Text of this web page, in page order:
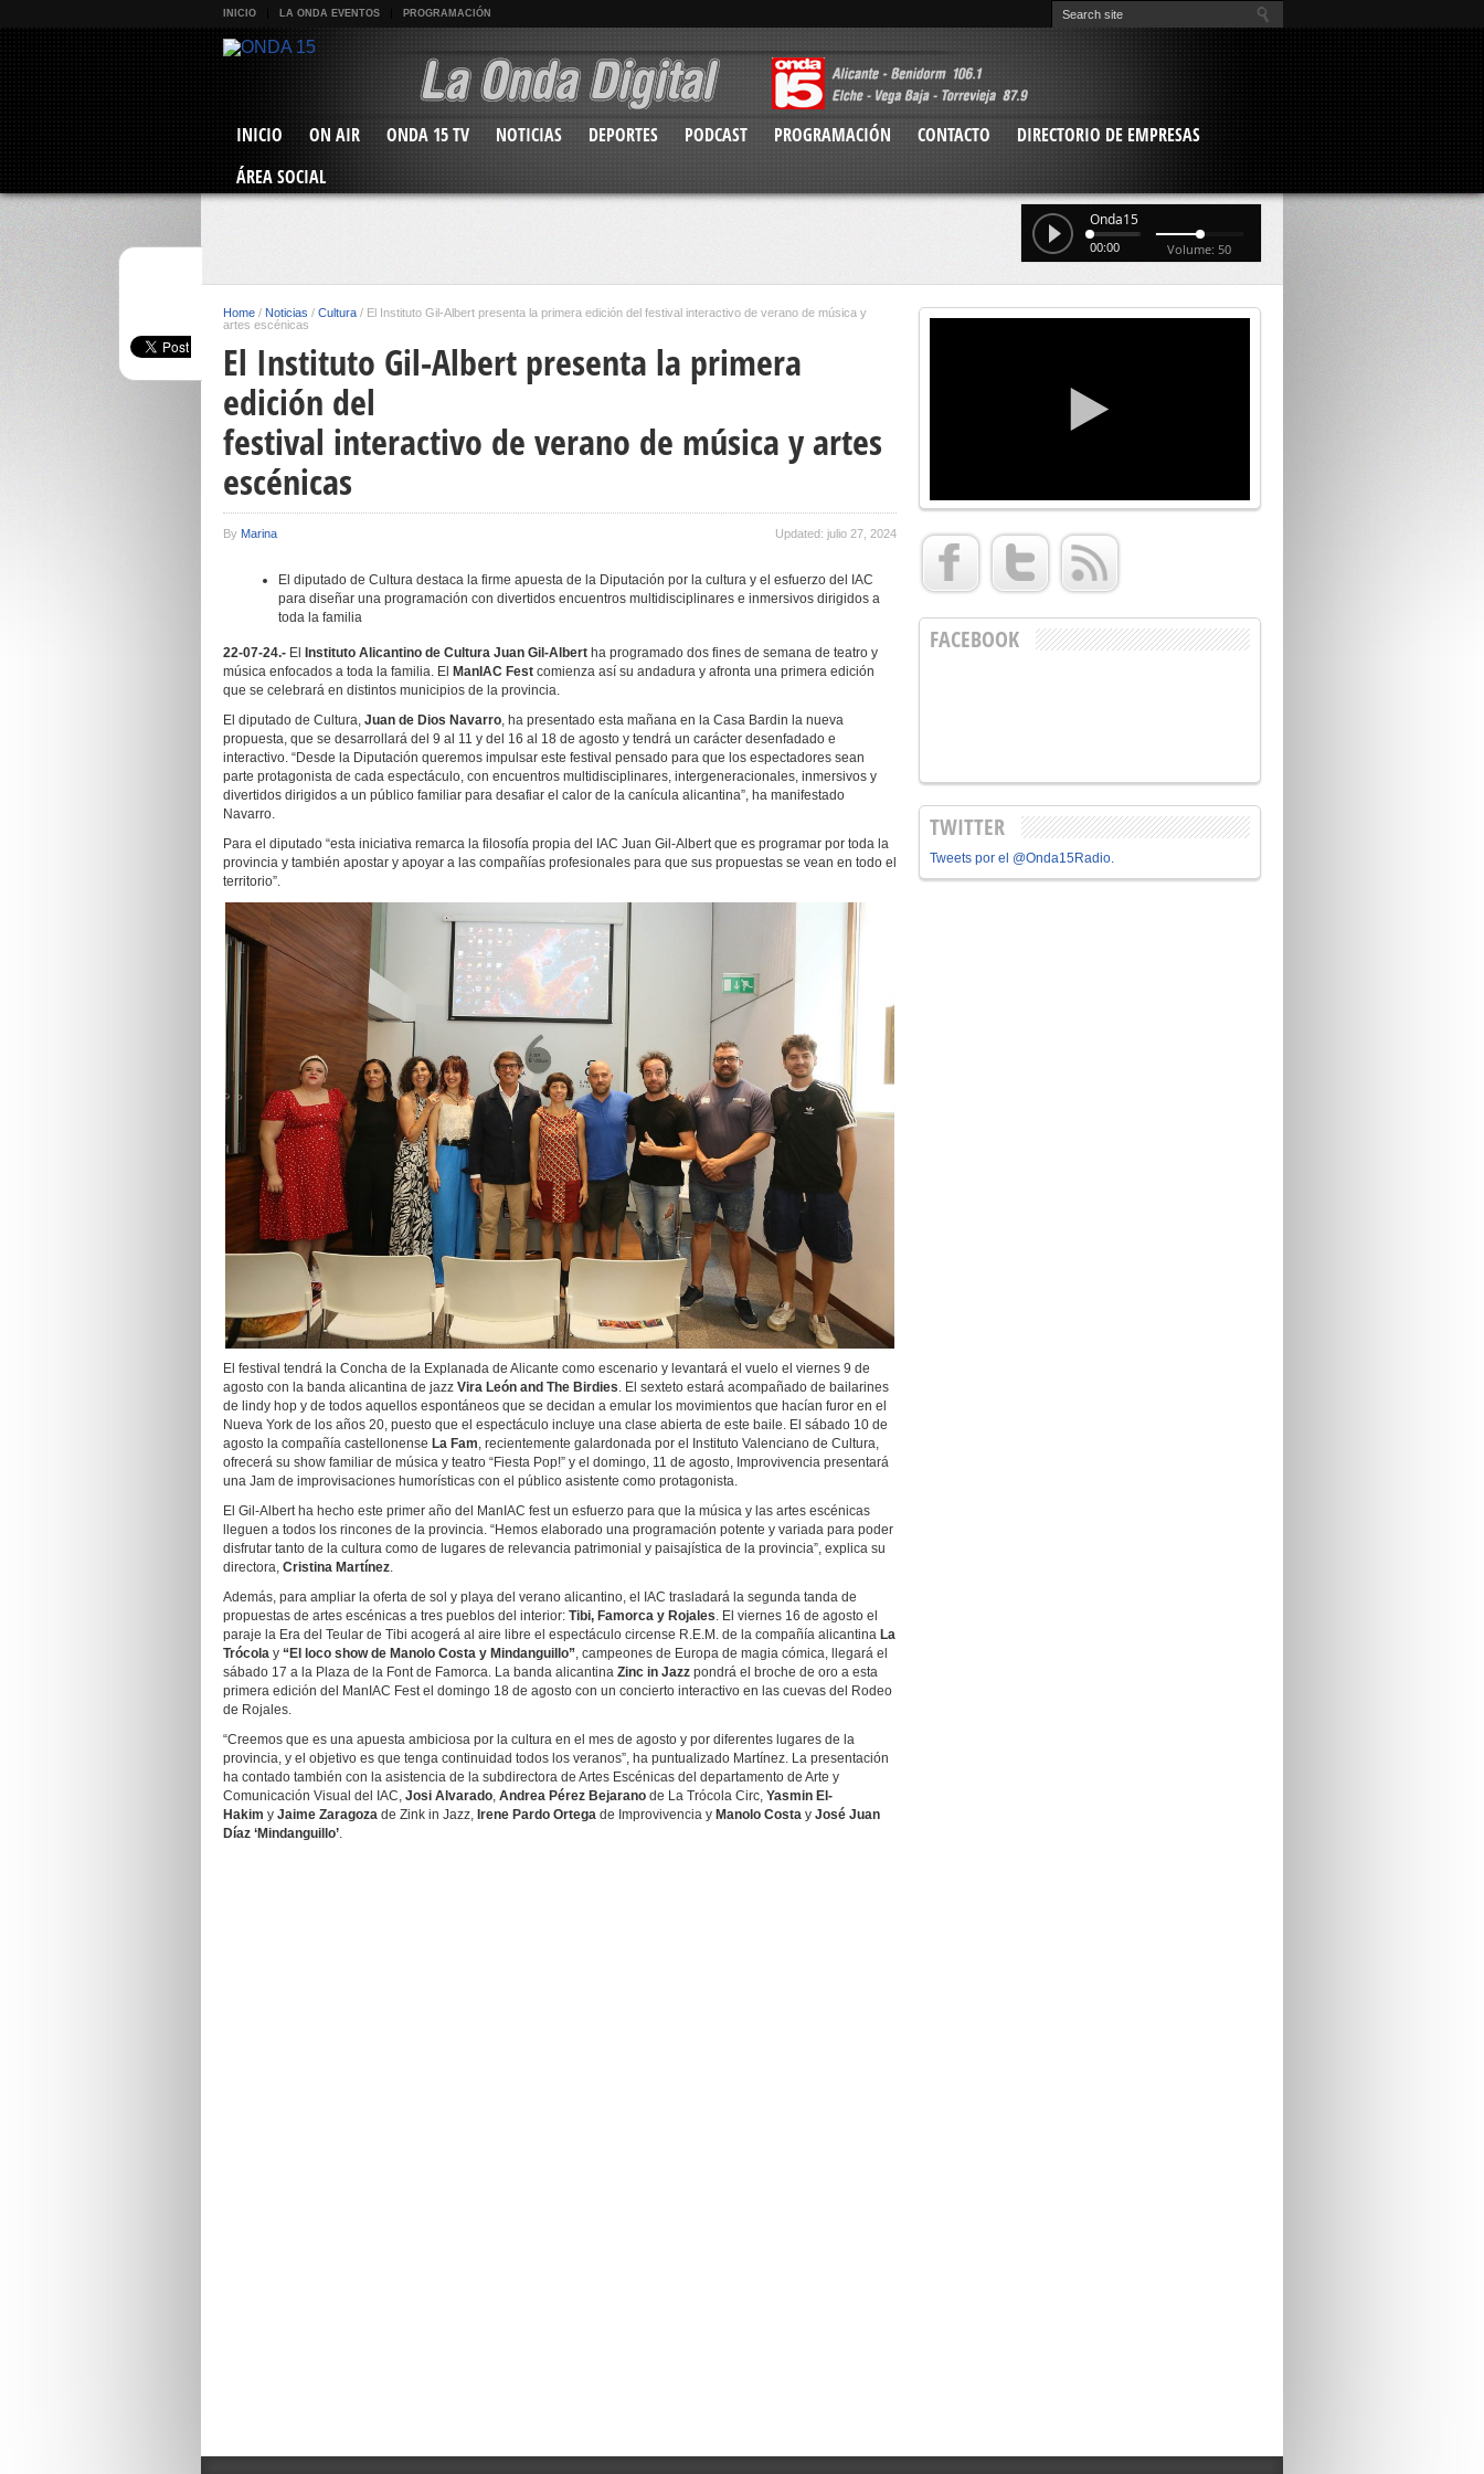
INICIO LA ONDA EVENTOS PROGRAMACIÓN
INICIO ON AIR ONDA 15 TV NOTICIAS DEPORTES PODCAST PROGRAMACIÓN CONTACTO
DIRECTORIO DE EMPRESAS
ÁREA SOCIAL
Onda15
00:00 Volume: 50
Home / Noticias / Cultura / El Instituto Gil-Albert presenta la primera edición del festival interactivo de verano de música y
artes escénicas
El Instituto Gil-Albert presenta la primera
edición del
festival interactivo de verano de música y artes
escénicas
By Marina Updated: julio 27, 2024
El diputado de Cultura destaca la firme apuesta de la Diputación por la cultura y el esfuerzo del IAC
para diseñar una programación con divertidos encuentros multidisciplinares e inmersivos dirigidos a
toda la familia
22-07-24.- El Instituto Alicantino de Cultura Juan Gil-Albert ha programado dos fines de semana de teatro y
música enfocados a toda la familia. El ManIAC Fest comienza así su andadura y afronta una primera edición
que se celebrará en distintos municipios de la provincia.
El diputado de Cultura, Juan de Dios Navarro, ha presentado esta mañana en la Casa Bardin la nueva
propuesta, que se desarrollará del 9 al 11 y del 16 al 18 de agosto y tendrá un carácter desenfadado e
interactivo. “Desde la Diputación queremos impulsar este festival pensado para que los espectadores sean
parte protagonista de cada espectáculo, con encuentros multidisciplinares, intergeneracionales, inmersivos y
divertidos dirigidos a un público familiar para desafiar el calor de la canícula alicantina”, ha manifestado
Navarro.
Para el diputado “esta iniciativa remarca la filosofía propia del IAC Juan Gil-Albert que es programar por toda la
provincia y también apostar y apoyar a las compañías profesionales para que sus propuestas se vean en todo el
territorio”.
El festival tendrá la Concha de la Explanada de Alicante como escenario y levantará el vuelo el viernes 9 de
agosto con la banda alicantina de jazz Vira León and The Birdies. El sexteto estará acompañado de bailarines
de lindy hop y de todos aquellos espontáneos que se decidan a emular los movimientos que hacían furor en el
Nueva York de los años 20, puesto que el espectáculo incluye una clase abierta de este baile. El sábado 10 de
agosto la compañía castellonense La Fam, recientemente galardonada por el Instituto Valenciano de Cultura,
ofrecerá su show familiar de música y teatro “Fiesta Pop!” y el domingo, 11 de agosto, Improvivencia presentará
una Jam de improvisaciones humorísticas con el público asistente como protagonista.
El Gil-Albert ha hecho este primer año del ManIAC fest un esfuerzo para que la música y las artes escénicas
lleguen a todos los rincones de la provincia. “Hemos elaborado una programación potente y variada para poder
disfrutar tanto de la cultura como de lugares de relevancia patrimonial y paisajística de la provincia”, explica su
directora, Cristina Martínez.
Además, para ampliar la oferta de sol y playa del verano alicantino, el IAC trasladará la segunda tanda de
propuestas de artes escénicas a tres pueblos del interior: Tibi, Famorca y Rojales. El viernes 16 de agosto el
paraje la Era del Teular de Tibi acogerá al aire libre el espectáculo circense R.E.M. de la compañía alicantina La
Trócola y “El loco show de Manolo Costa y Mindanguillo”, campeones de Europa de magia cómica, llegará el
sábado 17 a la Plaza de la Font de Famorca. La banda alicantina Zinc in Jazz pondrá el broche de oro a esta
primera edición del ManIAC Fest el domingo 18 de agosto con un concierto interactivo en las cuevas del Rodeo
de Rojales.
“Creemos que es una apuesta ambiciosa por la cultura en el mes de agosto y por diferentes lugares de la
provincia, y el objetivo es que tenga continuidad todos los veranos”, ha puntualizado Martínez. La presentación
ha contado también con la asistencia de la subdirectora de Artes Escénicas del departamento de Arte y
Comunicación Visual del IAC, Josi Alvarado, Andrea Pérez Bejarano de La Trócola Circ, Yasmin El-
Hakim y Jaime Zaragoza de Zink in Jazz, Irene Pardo Ortega de Improvivencia y Manolo Costa y José Juan
Díaz ‘Mindanguillo’.
FACEBOOK
TWITTER
Tweets por el @Onda15Radio.